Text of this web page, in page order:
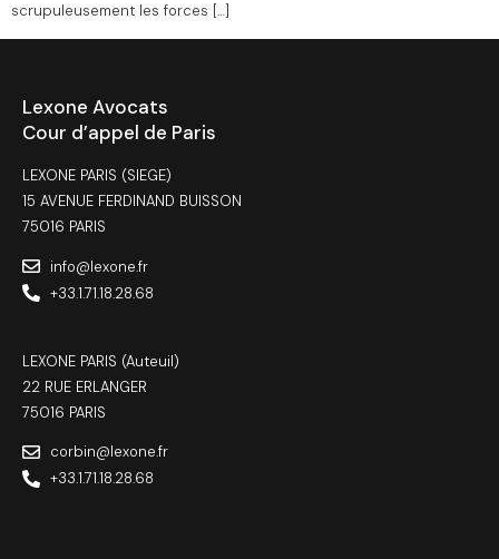
scrupuleusement les forces […]
Lexone Avocats
Cour d’appel de Paris
LEXONE PARIS (SIEGE)
15 AVENUE FERDINAND BUISSON
75016 PARIS
info@lexone.fr
+33.1.71.18.28.68
LEXONE PARIS (Auteuil)
22 RUE ERLANGER
75016 PARIS
corbin@lexone.fr
+33.1.71.18.28.68